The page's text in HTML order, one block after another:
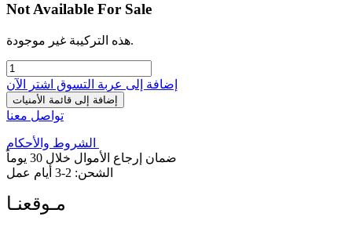
Not Available For Sale
هذه التركيبة غير موجودة.
إضافة إلى عربة التسوق اشترِ الآن
إضافة إلى قائمة الأمنيات
تواصل معنا
الشروط والأحكام
ضمان إرجاع الأموال خلال 30 يوماً
الشحن: 2-3 أيام عمل